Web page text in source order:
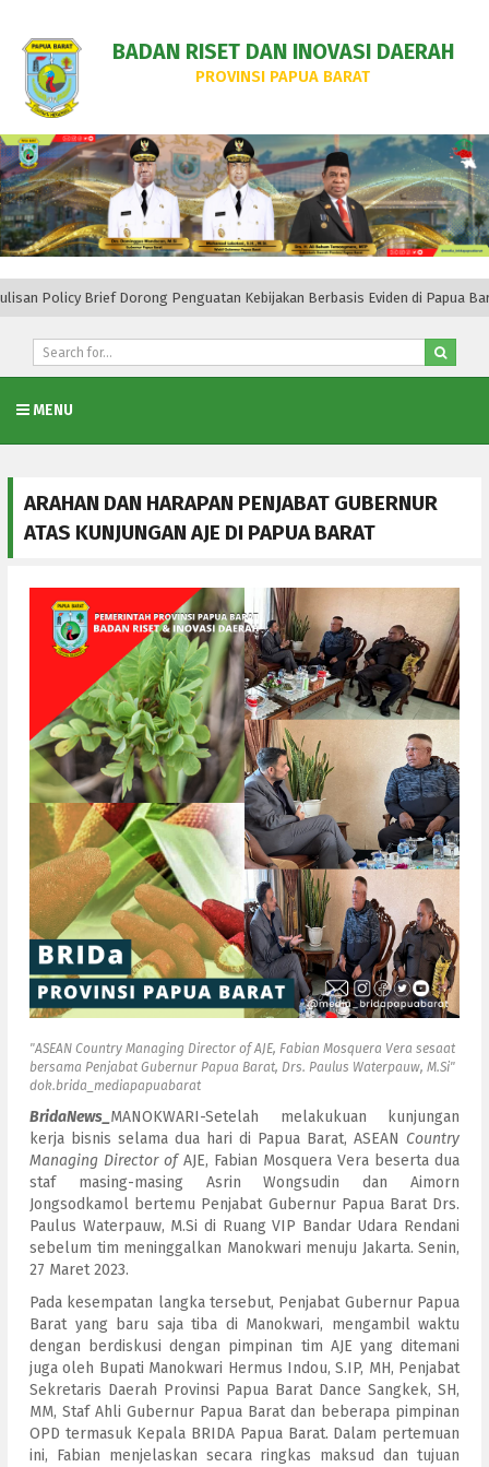
BADAN RISET DAN INOVASI DAERAH
PROVINSI PAPUA BARAT
Dorong Penguatan Kebijakan Berbasis Eviden di Papua Barat
MENU
ARAHAN DAN HARAPAN PENJABAT GUBERNUR
ATAS KUNJUNGAN AJE DI PAPUA BARAT
"ASEAN Country Managing Director of AJE, Fabian Mosquera Vera sesaat
bersama Penjabat Gubernur Papua Barat, Drs. Paulus Waterpauw, M.Si"
dok.brida_mediapapuabarat
BridaNews_ MANOKWARI-Setelah melakukuan kunjungan
kerja bisnis selama dua hari di Papua Barat, ASEAN Country
Managing Director of AJE, Fabian Mosquera Vera beserta dua
staf masing-masing Asrin Wongsudin dan Aimorn
Jongsodkamol bertemu Penjabat Gubernur Papua Barat Drs.
Paulus Waterpauw, M.Si di Ruang VIP Bandar Udara Rendani
sebelum tim meninggalkan Manokwari menuju Jakarta. Senin,
27 Maret 2023.
Pada kesempatan langka tersebut, Penjabat Gubernur Papua
Barat yang baru saja tiba di Manokwari, mengambil waktu
dengan berdiskusi dengan pimpinan tim AJE yang ditemani
juga oleh Bupati Manokwari Hermus Indou, S.IP, MH, Penjabat
Sekretaris Daerah Provinsi Papua Barat Dance Sangkek, SH,
MM, Staf Ahli Gubernur Papua Barat dan beberapa pimpinan
OPD termasuk Kepala BRIDA Papua Barat. Dalam pertemuan
ini, Fabian menjelaskan secara ringkas maksud dan tujuan